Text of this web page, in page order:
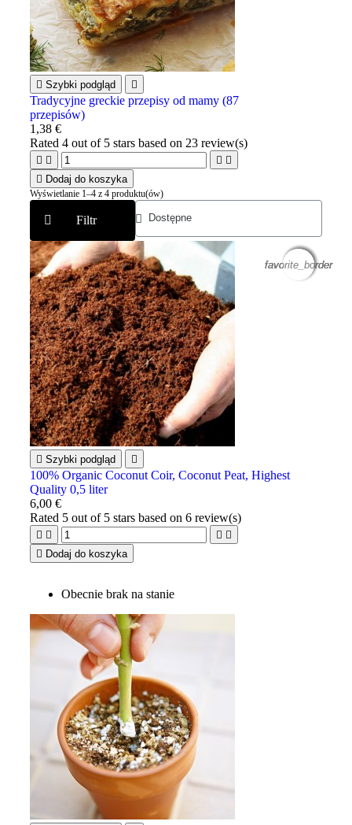
 Szybki podgląd 
Tradycyjne greckie przepisy od mamy (87
przepisów)
1,38 €
Rated4 out of 5 stars based on 23 review(s)
   
 Dodaj do koszyka
Filtr
Wyświetlanie 1–4 z 4 produktu(ów)
favorite_border
 Szybki podgląd 
100% Organic Coconut Coir, Coconut Peat, Highest
Quality 0,5 liter
6,00 €
Rated 5 out of 5 stars based on6 review(s)
   
 Dodaj do koszyka
Obecnie brak na stanie
favorite_border
favorite_border
favorite_border